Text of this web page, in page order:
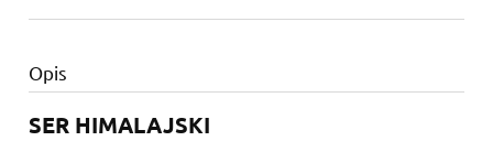
Opis
SER HIMALAJSKI